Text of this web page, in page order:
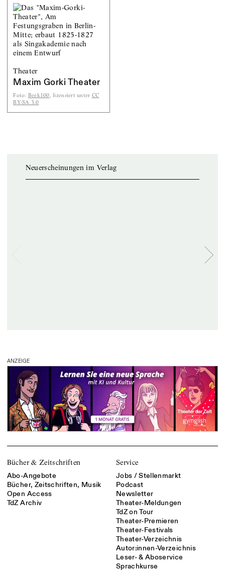
Theater
Maxim Gorki Theater
Foto: Beek100, lizensiert unter CC
BY-SA 3.0
Neuerscheinungen im Verlag
ANZEIGE
Bücher & Zeitschriften
Abo-Angebote
Bücher, Zeitschriften, Musik
Open Access
TdZ Archiv
Service
Jobs / Stellenmarkt
Podcast
Newsletter
Theater-Meldungen
TdZ on Tour
Theater-Premieren
Theater-Festivals
Theater-Verzeichnis
Autor:innen-Verzeichnis
Leser- & Aboservice
Sprachkurse